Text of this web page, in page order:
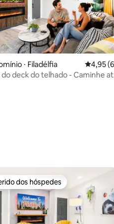
média de 5, 15 avaliações
⋅ Filadélfia 4,95 de
4,95
do deck do telhado - Caminhe
dos hóspedes
dos hóspedes